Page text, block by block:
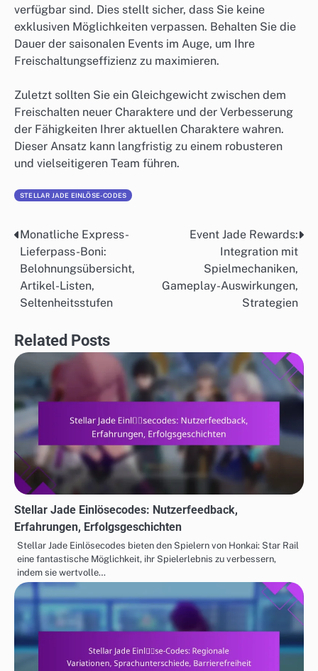
verfügbar sind. Dies stellt sicher, dass Sie keine
exklusiven Möglichkeiten verpassen. Behalten Sie die
Dauer der saisonalen Events im Auge, um Ihre
Freischaltungseffizienz zu maximieren.
Zuletzt sollten Sie ein Gleichgewicht zwischen dem
Freischalten neuer Charaktere und der Verbesserung
der Fähigkeiten Ihrer aktuellen Charaktere wahren.
Dieser Ansatz kann langfristig zu einem robusteren
und vielseitigeren Team führen.
STELLAR JADE EINLÖSE-CODES
Post
navigation
Monatliche Express-
Lieferpass-Boni:
Belohnungsübersicht,
Artikel-Listen,
Seltenheitsstufen
Event Jade Rewards:
Integration mit
Spielmechaniken,
Gameplay-Auswirkungen,
Strategien
Related Posts
Stellar Jade Einlösecodes: Nutzerfeedback,
Erfahrungen, Erfolgsgeschichten
Stellar Jade Einlösecodes bieten den Spielern von Honkai: Star Rail
eine fantastische Möglichkeit, ihr Spielerlebnis zu verbessern,
indem sie wertvolle…